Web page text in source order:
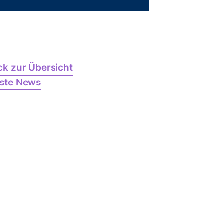
zur Übersicht
News